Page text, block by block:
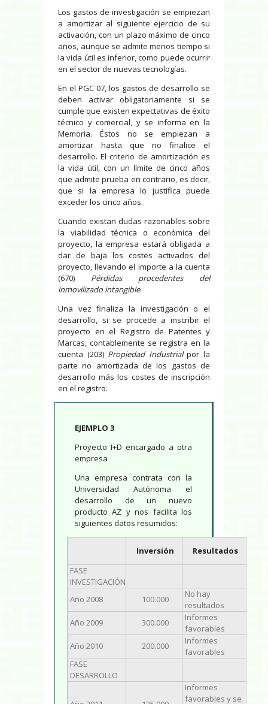
Los gastos de investigación se empiezan
a amortizar al siguiente ejercicio de su
activación, con un plazo máximo de cinco
años, aunque se admite menos tiempo si
la vida útil es inferior, como puede ocurrir
en el sector de nuevas tecnologías.
En el PGC 07, los gastos de desarrollo se
deben activar obligatoriamente si se
cumple que existen expectativas de éxito
técnico y comercial, y se informa en la
Memoria. Éstos no se empiezan a
amortizar hasta que no finalice el
desarrollo. El criterio de amortización es
la vida útil, con un límite de cinco años
que admite prueba en contrario, es decir,
que si la empresa lo justifica puede
exceder los cinco años.
Cuando existan dudas razonables sobre
la viabilidad técnica o económica del
proyecto, la empresa estará obligada a
dar de baja los costes activados del
proyecto, llevando el importe a la cuenta
(670) Pérdidas procedentes del
inmovilizado intangible.
Una vez finaliza la investigación o el
desarrollo, si se procede a inscribir el
proyecto en el Registro de Patentes y
Marcas, contablemente se registra en la
cuenta (203) Propiedad Industrialpor la
parte no amortizada de los gastos de
desarrollo más los costes de inscripción
en el registro.
EJEMPLO 3
Proyecto I+D encargado a otra
empresa
Una empresa contrata con la
Universidad Autónoma el
desarrollo de un nuevo
producto AZ y nos facilita los
siguientes datos resumidos:
Inversión
Resultados
FASE
INVESTIGACIÓN
Año 2008
100.000
No hay
resultados
Año 2009
300.000
Informes
favorables
Año 2010
200.000
Informes
favorables
FASE
DESARROLLO
Informes
favorables y se